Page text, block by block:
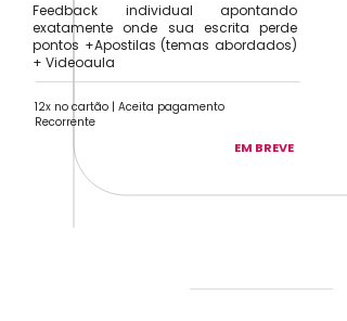
12x no cartão | Aceita pagamento
Recorrente
Feedback individual apontando
exatamente onde sua escrita perde
pontos +Apostilas (temas abordados)
+ Videoaula
EM BREVE